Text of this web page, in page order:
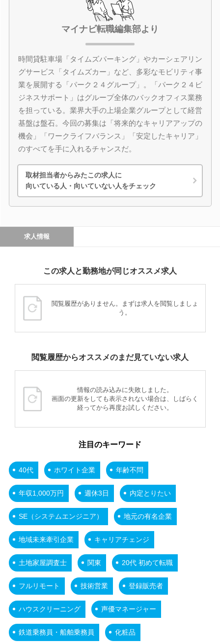
マイナビ転職編集部より
時間貸駐車場「タイムズパーキング」やカーシェアリン
グサービス「タイムズカー」など、多彩なモビリティ事
業を展開する「パーク２４グループ」。「パーク２４ビ
ジネスサポート」はグループ全体のバックオフィス業務
を担っている。業界大手の上場企業グループとして経営
基盤は盤石。今回の募集は「将来的なキャリアアップの
機会」「ワークライフバランス」「安定したキャリア」
のすべてを手に入れるチャンスだ。
取材担当者からみたこの求人に
向いている人・向いていない人をチェック
求人情報
この求人と勤務地が同じオススメ求人
閲覧履歴がありません。まずは求人を閲覧しましょ
う。
閲覧履歴からオススメのまだ見ていない求人
情報の読み込みに失敗しました。
画面の更新をしても表示されない場合は、しばらく
経ってから再度お試しください。
注目のキーワード
40代 ホワイト企業 年齢不問
年収1,000万円 週休3日 内定とりたい
SE（システムエンジニア） 地元の有名企業
地域未来牽引企業 キャリアチェンジ
土地家屋調査士 関東 20代 初めて転職
フルリモート 技術営業 登録販売者
ハウスクリーニング 声優マネージャー
鉄道乗務員・船舶乗務員 化粧品